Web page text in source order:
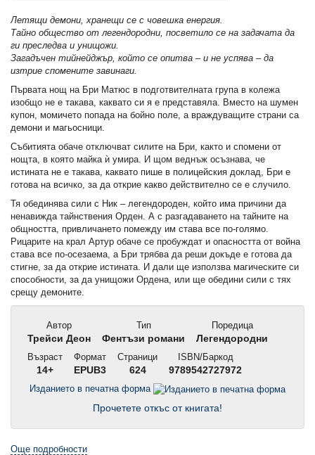
Летящи демони, хранещи се с човешка енергия.
Тайно общество от легендородни, посветило се на задачата да
ги преследва и унищожи.
Загадъчен тийнейджър, който се опитва – и не успява – да
изтрие спомените завинаги.
Първата нощ на Бри Матюс в подготвителната група в колежа
изобщо не е такава, каквато си я е представяла. Вместо на шумен
купон, момичето попада на бойно поле, а враждуващите страни са
демони и магьосници.
Събитията обаче отключват силите на Бри, както и спомени от
нощта, в която майка ѝ умира. И щом веднъж осъзнава, че
истината не е такава, каквато пише в полицейския доклад, Бри е
готова на всичко, за да открие какво действително се е случило.
Тя обединява сили с Ник – легендороден, който има причини да
ненавижда тайнствения Орден. А с разгадаването на тайните на
общността, привличането помежду им става все по-голямо.
Рицарите на крал Артур обаче се пробуждат и опасността от война
става все по-осезаема, а Бри трябва да реши докъде е готова да
стигне, за да открие истината. И дали ще използва магическите си
способности, за да унищожи Ордена, или ще обедини сили с тях
срещу демоните.
Автор
Трейси Деон
Тип
Фентъзи романи
Поредица
Легендородни
Възраст
14+
Формат
EPUB3
Страници
624
ISBN/Баркод
9789542727972
Изданието в печатна форма
Прочетете откъс от книгата!
Още подробности